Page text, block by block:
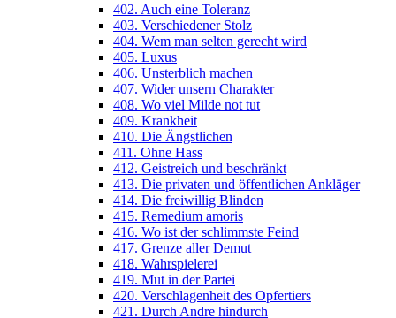
402. Auch eine Toleranz
403. Verschiedener Stolz
404. Wem man selten gerecht wird
405. Luxus
406. Unsterblich machen
407. Wider unsern Charakter
408. Wo viel Milde not tut
409. Krankheit
410. Die Ängstlichen
411. Ohne Hass
412. Geistreich und beschränkt
413. Die privaten und öffentlichen Ankläger
414. Die freiwillig Blinden
415. Remedium amoris
416. Wo ist der schlimmste Feind
417. Grenze aller Demut
418. Wahrspielerei
419. Mut in der Partei
420. Verschlagenheit des Opfertiers
421. Durch Andre hindurch